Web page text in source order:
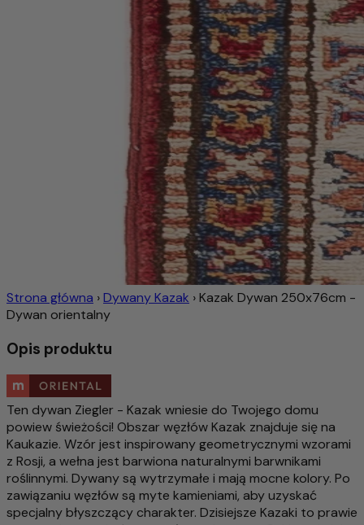
Strona główna ›Dywany Kazak ›Kazak Dywan 250x76cm -
Dywan orientalny
Opis produktu
Ten dywan Ziegler - Kazak wniesie do Twojego domu
powiew świeżości! Obszar węzłów Kazak znajduje się na
Kaukazie. Wzór jest inspirowany geometrycznymi wzorami
z Rosji, a wełna jest barwiona naturalnymi barwnikami
roślinnymi. Dywany są wytrzymałe i mają mocne kolory. Po
zawiązaniu węzłów są myte kamieniami, aby uzyskać
specjalny błyszczący charakter. Dzisiejsze Kazaki to prawie